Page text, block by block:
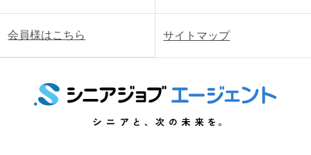
会員様はこちら サイトマップ